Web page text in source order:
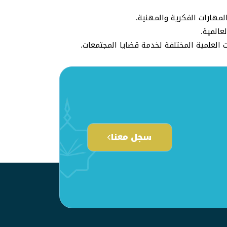
الفكرية والمهنية.
العلمية المختلفة لخدمة قضايا المجتمعات.
سجل معنا